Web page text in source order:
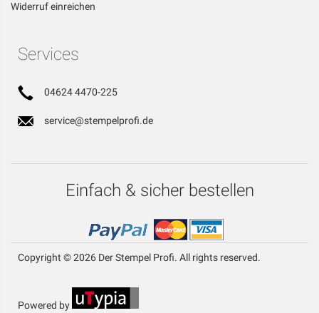
Widerruf einreichen
Services
04624 4470-225
service@stempelprofi.de
Einfach & sicher bestellen
Copyright © 2026 Der Stempel Profi. All rights reserved.
Powered by